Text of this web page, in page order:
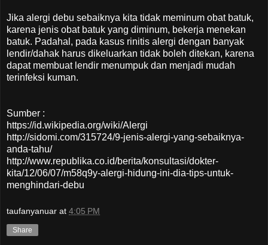
Jika alergi debu sebaiknya kita tidak meminum obat batuk,
karena jenis obat batuk yang diminum, bekerja menekan
batuk. Padahal, pada kasus rinitis alergi dengan banyak
lendir/dahak harus dikeluarkan tidak boleh ditekan, karena
dapat membuat lendir menumpuk dan menjadi mudah
terinfeksi kuman.
Sumber :
https://id.wikipedia.org/wiki/Alergi
http://sidomi.com/315724/9-jenis-alergi-yang-sebaiknya-
anda-tahu/
http://www.republika.co.id/berita/konsultasi/dokter-
kita/12/06/07/m58q9y-alergi-hidung-ini-dia-tips-untuk-
menghindari-debu
taufanyanuar at 4:05 PM
Share